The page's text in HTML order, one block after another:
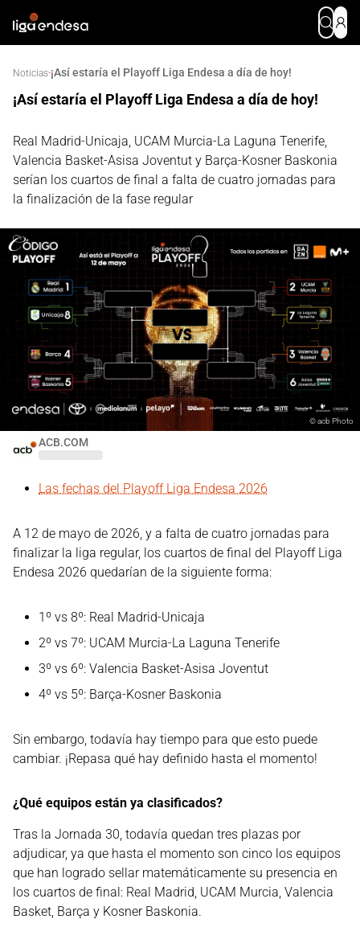
Noticias·¡Así estaría el Playoff Liga Endesa a día de hoy!
¡Así estaría el Playoff Liga Endesa a día de hoy!
Real Madrid-Unicaja, UCAM Murcia-La Laguna Tenerife,
Valencia Basket-Asisa Joventut y Barça-Kosner Baskonia
serían los cuartos de final a falta de cuatro jornadas para
la finalización de la fase regular
ACB.COM
©acb Photo
Las fechas del Playoff Liga Endesa 2026
A 12 de mayo de 2026, y a falta de cuatro jornadas para
finalizar la liga regular, los cuartos de final del Playoff Liga
Endesa 2026 quedarían de la siguiente forma:
1º vs 8º: Real Madrid-Unicaja
2º vs 7º: UCAM Murcia-La Laguna Tenerife
3º vs 6º: Valencia Basket-Asisa Joventut
4º vs 5º: Barça-Kosner Baskonia
Sin embargo, todavía hay tiempo para que esto puede
cambiar. ¡Repasa qué hay definido hasta el momento!
¿Qué equipos están ya clasificados?
Tras la Jornada 30, todavía quedan tres plazas por
adjudicar, ya que hasta el momento son cinco los equipos
que han logrado sellar matemáticamente su presencia en
los cuartos de final: Real Madrid, UCAM Murcia, Valencia
Basket, Barça y Kosner Baskonia.